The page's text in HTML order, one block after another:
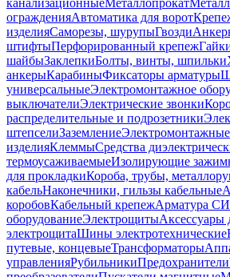
канализационныеМеталлопрокат
огражденияАвтоматика для ворот
изделияСаморезы, шурупыГвозди
штифтыПерфорированный крепеж
шайбыЗаклепкиБолты, винты, шпильки
анкерыКарабиныФиксаторы арматуры
универсальныеЭлектромонтажное
выключателиЭлектрические звонки
распределительные и подрозетники
штепселиЗаземлениеЭлектромонтажные
изделияКлеммыСредства
термоусаживаемыеИзолирующие
для прокладкиКороба, трубы,
кабельНаконечники, гильзы кабельные
коробовКабельный крепежАрматура
оборудованиеЭлектрощитыАксессуары
электрощитаШины электротехнические
путевые, концевыеТрансформаторы
управленияРубильникиПредохранители